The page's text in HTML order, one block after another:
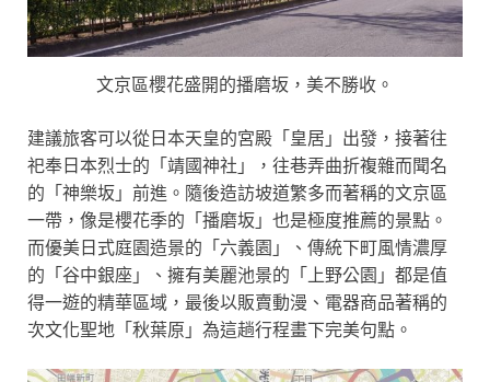
文京區櫻花盛開的播磨坂，美不勝收。
建議旅客可以從日本天皇的宮殿「皇居」出發，接著往
祀奉日本烈士的「靖國神社」，往巷弄曲折複雜而聞名
的「神樂坂」前進。隨後造訪坡道繁多而著稱的文京區
一帶，像是櫻花季的「播磨坂」也是極度推薦的景點。
而優美日式庭園造景的「六義園」、傳統下町風情濃厚
的「谷中銀座」、擁有美麗池景的「上野公園」都是值
得一遊的精華區域，最後以販賣動漫、電器商品著稱的
次文化聖地「秋葉原」為這趟行程畫下完美句點。